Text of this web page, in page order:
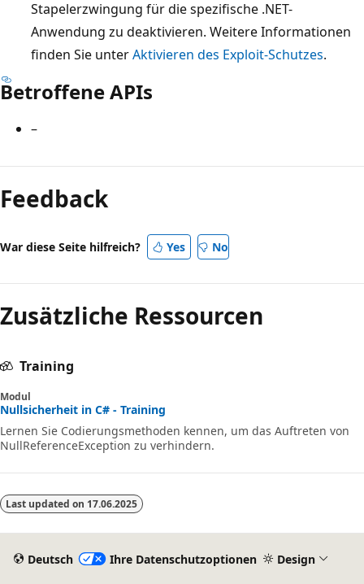
Stapelerzwingung für die spezifische .NET-
Anwendung zu deaktivieren. Weitere Informationen
finden Sie unterAktivieren des Exploit-Schutzes.
Betroffene APIs
–
Lesemodus
deaktiviert
Feedback
War diese Seite hilfreich? Yes No
Zusätzliche Ressourcen
Training
Modul
Nullsicherheit in C# - Training
Lernen Sie Codierungsmethoden kennen, um das Auftreten von
NullReferenceException zu verhindern.
Last updated on 17.06.2025
Deutsch Ihre Datenschutzoptionen Design